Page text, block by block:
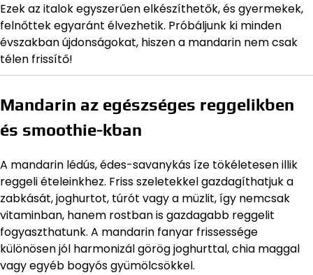
Ezek az italok egyszerűen elkészíthetők, és gyermekek,
felnőttek egyaránt élvezhetik. Próbáljunk ki minden
évszakban újdonságokat, hiszen a mandarin nem csak
télen frissítő!
Mandarin az egészséges reggelikben
és smoothie-kban
A mandarin lédús, édes-savanykás íze tökéletesen illik
reggeli ételeinkhez. Friss szeletekkel gazdagíthatjuk a
zabkását, joghurtot, túrót vagy a müzlit, így nemcsak
vitaminban, hanem rostban is gazdagabb reggelit
fogyaszthatunk. A mandarin fanyar frissessége
különösen jól harmonizál görög joghurttal, chia maggal
vagy egyéb bogyós gyümölcsökkel.